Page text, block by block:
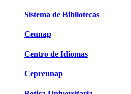
Sistema de Bibliotecas
Ceunap
Centro de Idiomas
Cepreunap